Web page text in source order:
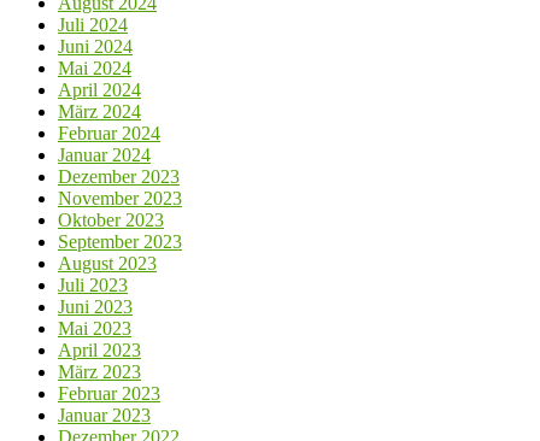
Juli 2024
Juni 2024
Mai 2024
April 2024
März 2024
Februar 2024
Januar 2024
Dezember 2023
November 2023
Oktober 2023
September 2023
August 2023
Juli 2023
Juni 2023
Mai 2023
April 2023
März 2023
Februar 2023
Januar 2023
Dezember 2022